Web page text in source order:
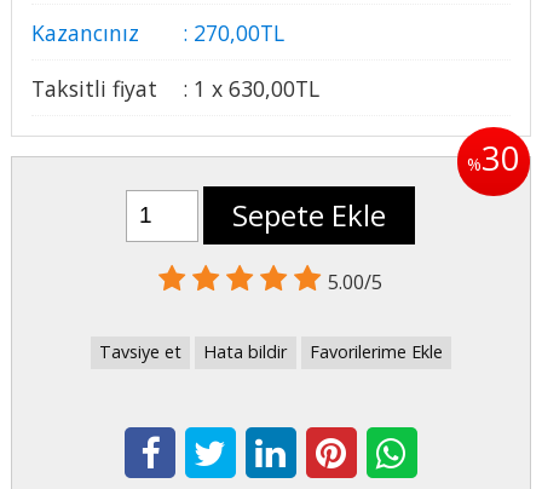
Kazancınız
: 270,00TL
Taksitli fiyat
: 1 x 630,00TL
%30
Sepete Ekle
5.00/5
Tavsiye et Hata bildir Favorilerime Ekle